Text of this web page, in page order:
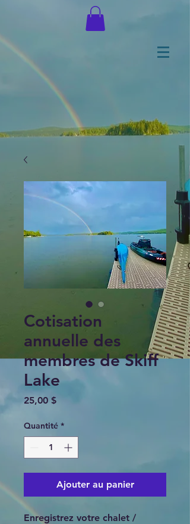
Cotisation
annuelle des
membres de Skiff
Lake
25,00 $Prix
Quantité *
Ajouter au panier
Enregistrez votre chalet /